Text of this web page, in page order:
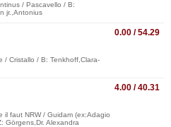
/ Pascavello / B:
jr.,Antonius
0.00 / 54.29
/ Cristallo / B: Tenkhoff,Clara-
4.00 / 40.31
il faut NRW / Guidam (ex:Adagio
Görgens,Dr. Alexandra